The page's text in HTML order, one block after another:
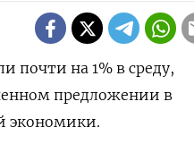
почти на 1% в среду,
предложении в
экономики.